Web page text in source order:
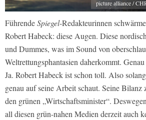
picture alliance /
FührendeSpiegel-Redakteurinnen
Robert Habeck: diese Augen. Diese
und Dummes, was im Sound von
Weltrettungsphantasien daherkommt.
Ja. Robert Habeck ist schon toll. Also
genau auf seine Arbeit schaut. Seine Bilanz
den grünen „Wirtschaftsminister“.
all diesen grün-nahen Medien derzeit auch